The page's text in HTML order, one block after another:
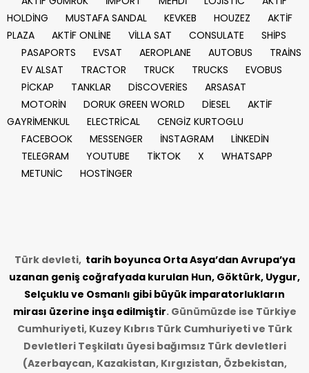
HOLDİNG
MUSTAFA SANDAL KEVKEB HOUZEZ
AKTİF
PLAZA
AKTİF ONLİNE VİLLA SAT CONSULATE
SHİPS
PASAPORTS
EVSAT AEROPLANE AUTOBUS
TRAİNS
EV ALSAT
TRACTOR TRUCK TRUCKS
EVOBUS
PİCKAP
TANKLAR DİSCOVERİES
ARSASAT
MOTORİN
DORUK GREEN WORLD DİESEL
AKTİF
GAYRİMENKUL
ELECTRİCAL
CENGİZ KURTOGLU
FACEBOOK
MESSENGER İNSTAGRAM
LİNKEDİN
TELEGRAM
YOUTUBE TİKTOK X
WHATSAPP
METUNİC
HOSTİNGER
Türk devleti, tarih boyunca Orta Asya’dan Avrupa’ya
uzanan geniş coğrafyada kurulan Hun, Göktürk, Uygur,
Selçuklu ve Osmanlı gibi büyük imparatorlukların
mirası üzerine inşa edilmiştir. Günümüzde ise Türkiye
Cumhuriyeti, Kuzey Kıbrıs Türk Cumhuriyeti ve Türk
Devletleri Teşkilatı üyesi bağımsız Türk devletleri
(Azerbaycan, Kazakistan, Kırgızistan, Özbekistan,